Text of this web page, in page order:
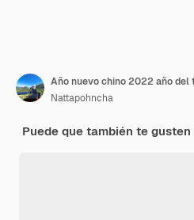
Año nuevo chino 2022 año del
Nattapohncha
Puede que también te